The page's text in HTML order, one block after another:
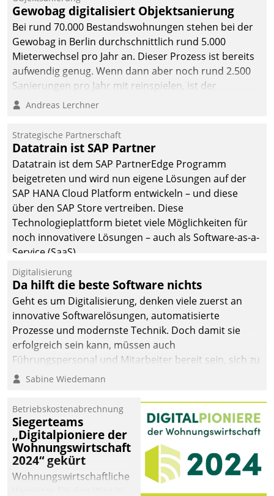
Gewobag digitalisiert Objektsanierung
Bei rund 70.000 Bestandswohnungen stehen bei der
Gewobag in Berlin durchschnittlich rund 5.000
Mieterwechsel pro Jahr an. Dieser Prozess ist bereits
aufwendig genug. Wenn dann aber noch rund 2.500
Sanierungen pro Jahr mit reinspielen, ist der
Betreuungs- und Organisationsaufwand immens. Im
kommunale Wohnungsbauunternehmen daher
gemeinsam mit der Berliner Datatrain GmbH den
Teilprozess der Objektsanierung digitalisiert.
Andreas Lerchner
Strategische Partnerschaft
Datatrain ist SAP Partner
Datatrain ist dem SAP PartnerEdge Programm
beigetreten und wird nun eigene Lösungen auf der
SAP HANA Cloud Platform entwickeln – und diese
über den SAP Store vertreiben. Diese
Technologieplattform bietet viele Möglichkeiten für
noch innovativere Lösungen – auch als Software-as-a-
Service (SaaS).
Digitalisierung
Da hilft die beste Software nichts
Geht es um Digitalisierung, denken viele zuerst an
innovative Softwarelösungen, automatisierte
Prozesse und modernste Technik. Doch damit sie
erfolgreich sein kann, müssen auch
Führungspersonal und Mitarbeiter bereit sein, sich zu
verändern und anzupassen, sonst werden sie an ihr
Sabine Wiedemann
Betriebskostenabrechnung
Siegerteams
„Digitalpioniere der
Wohnungswirtschaft
2024“ gekürt
Wohnungswirtschaftliche